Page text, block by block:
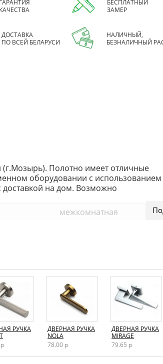
ГАРАНТИЯ
КАЧЕСТВА
ДОСТАВКА
ПО ВСЕЙ БЕЛАРУСИ
БЕСПЛАТНЫЙ
ЗАМЕР
НАЛИЧНЫЙ,
БЕЗНАЛИЧНЫЙ
Полотно имеет отличные
оборудовании с использованием
на дом. Возможно
межкомнатная
или перейти вкаталог
РУЧКА
ДВЕРНАЯ РУЧКА
NOLA
78.00 р
ДВЕРНАЯ РУЧКА
MIRAGE
79.65 р